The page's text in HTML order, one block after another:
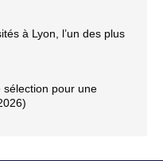
à Lyon, l’un des plus
sélection pour une